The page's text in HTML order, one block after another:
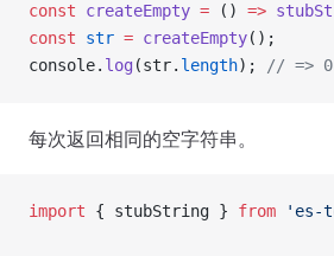
const createEmpty = () =>
const str = createEmpty();
console. log (str. length); // => 0
每次返回相同的空字符串。
import { stubString } from 'es-